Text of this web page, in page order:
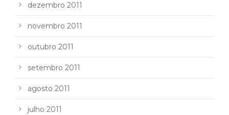
dezembro 2011
novembro 2011
outubro 2011
setembro 2011
agosto 2011
julho 2011